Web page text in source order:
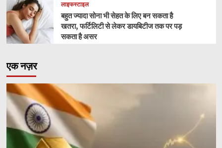
लाइफस्टाइल
बहुत ज्यादा सोना भी सेहत के लिए बन सकता है
खतरा, फर्टिलिटी से लेकर डायबिटीज तक पर पड़
सकता है असर
एक नज़र